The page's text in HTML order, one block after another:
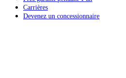
Carrières
Devenez un concessionnaire